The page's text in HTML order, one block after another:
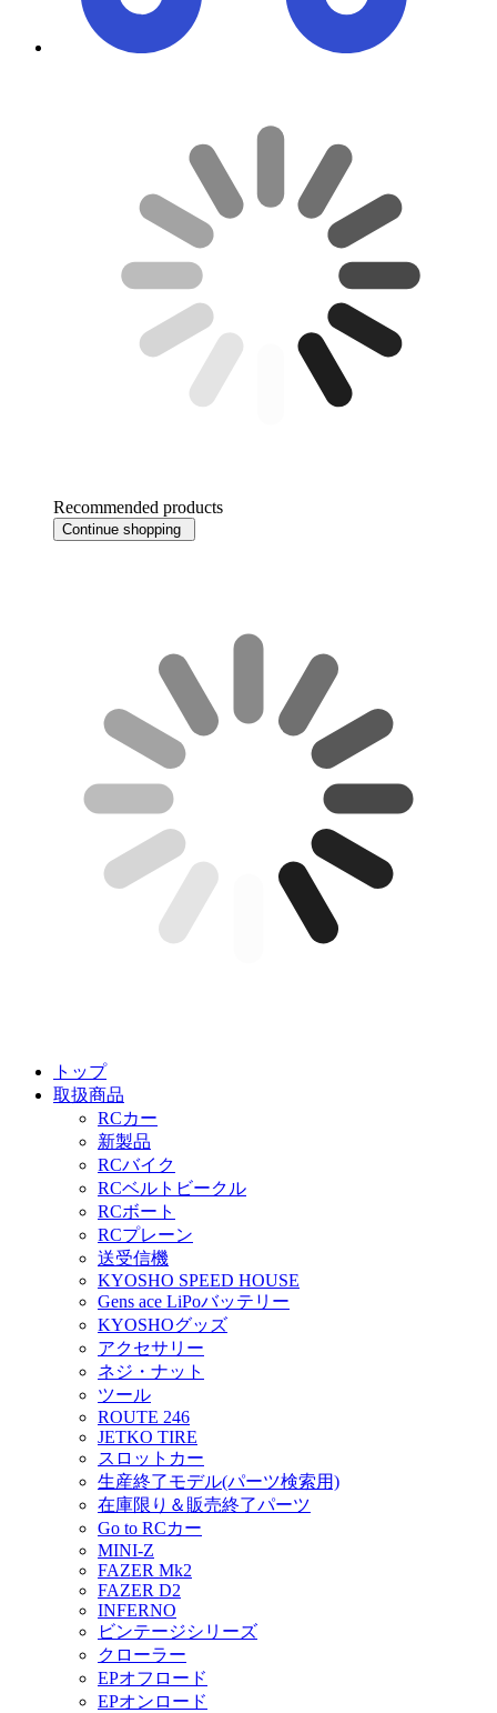
Recommended products
Continue shopping
トップ
取扱商品
RCカー
新製品
RCバイク
RCベルトビークル
RCボート
RCプレーン
送受信機
KYOSHO SPEED HOUSE
Gens ace LiPoバッテリー
KYOSHOグッズ
アクセサリー
ネジ・ナット
ツール
ROUTE 246
JETKO TIRE
スロットカー
生産終了モデル(パーツ検索用)
在庫限り＆販売終了パーツ
Go to RCカー
MINI-Z
FAZER Mk2
FAZER D2
INFERNO
ビンテージシリーズ
クローラー
EPオフロード
EPオンロード